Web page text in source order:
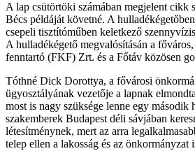
A lap csütörtöki számában megjelent cikk
Bécs példáját követné. A
csepeli tisztítóműben keletkező
A hulladékégető megvalósításán a
fenntartó (FKF) Zrt. és a Főtáv közösen
Tóthné Dick Dorottya, a fővárosi
ügyosztályának vezetője a lapnak
most is nagy szüksége lenne egy második
szakemberek Budapest déli sávjában
létesítménynek, mert az arra
telep ellen a lakosság és az önkormányzat